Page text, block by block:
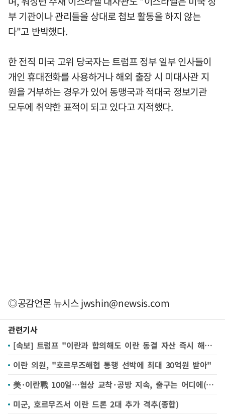
부 기관이나 관리들을 상대로 첩보 활동을 하지 않는
다"고 반박했다.
한 전직 미국 고위 당국자는 트럼프 정부 일부 인사들이
개인 휴대전화를 사용하거나 해외 출장 시 미대사관 지
원을 거부하는 경우가 있어 동맹국과 적대국 정보기관
모두에 취약한 표적이 되고 있다고 지적했다.
◎공감언론 뉴시스jwshin@newsis.com
관련기사
[속보] 트럼프 "이란과 합의해도 이란 동결 자산 즉시 해제 않을 것"
이란 의원, "호르무즈해협 통행 선박에 최대 30억원 받아"
美·이란戰 100일…협상 교착·공방 지속, 출구는 어디에(종합2보)
미군, 호르무즈서 이란 드론 2대 추가 격추(종합)